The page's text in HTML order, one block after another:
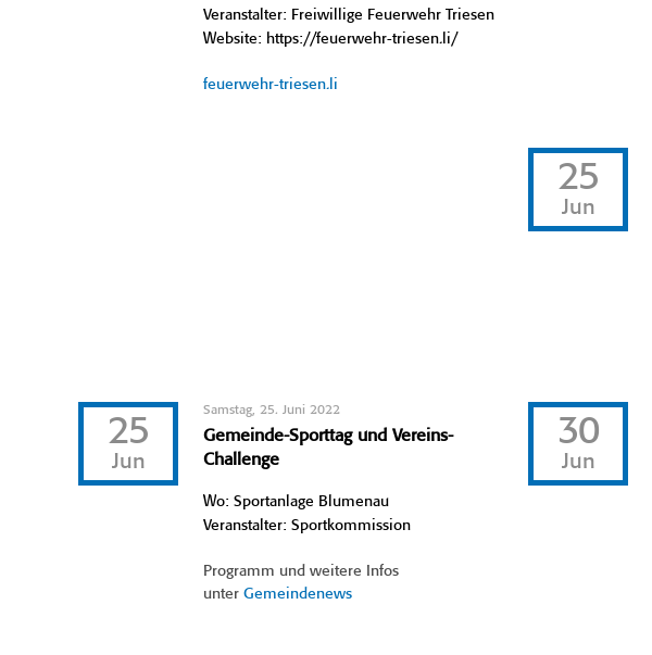
Veranstalter: Freiwillige Feuerwehr Triesen
Website: https://feuerwehr-triesen.li/
feuerwehr-triesen.li
25
Jun
25
Jun
Samstag, 25. Juni 2022
Gemeinde-Sporttag und Vereins-
Challenge
Wo: Sportanlage Blumenau
Veranstalter: Sportkommission
Programm und weitere Infos
unterGemeindenews
30
Jun